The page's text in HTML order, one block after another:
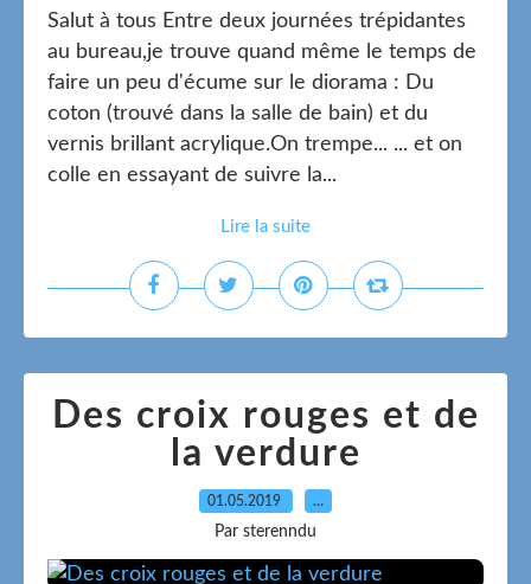
Salut à tous Entre deux journées trépidantes
au bureau,je trouve quand même le temps de
faire un peu d'écume sur le diorama : Du
coton (trouvé dans la salle de bain) et du
vernis brillant acrylique.On trempe... ... et on
colle en essayant de suivre la...
Lire la suite
Des croix rouges et de
la verdure
01.05.2019 …
Par sterenndu